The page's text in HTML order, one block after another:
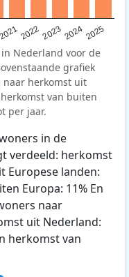
20212022202320242025
Nederland voor de
grafiek
naar herkomst uit
van buiten
per jaar.
in de
verdeeld: herkomst
Europese landen:
Europa: 11% En
naar
uit Nederland:
herkomst van